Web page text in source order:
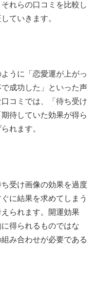
れらの口コミを比較し
ていきます。
うに「恋愛運が上がっ
成功した」といった声
コミでは、「待ち受け
待していた効果が得ら
れます。
受け画像の効果を過度
に結果を求めてしまう
られます。開運効果
得られるものではな
み合わせが必要である